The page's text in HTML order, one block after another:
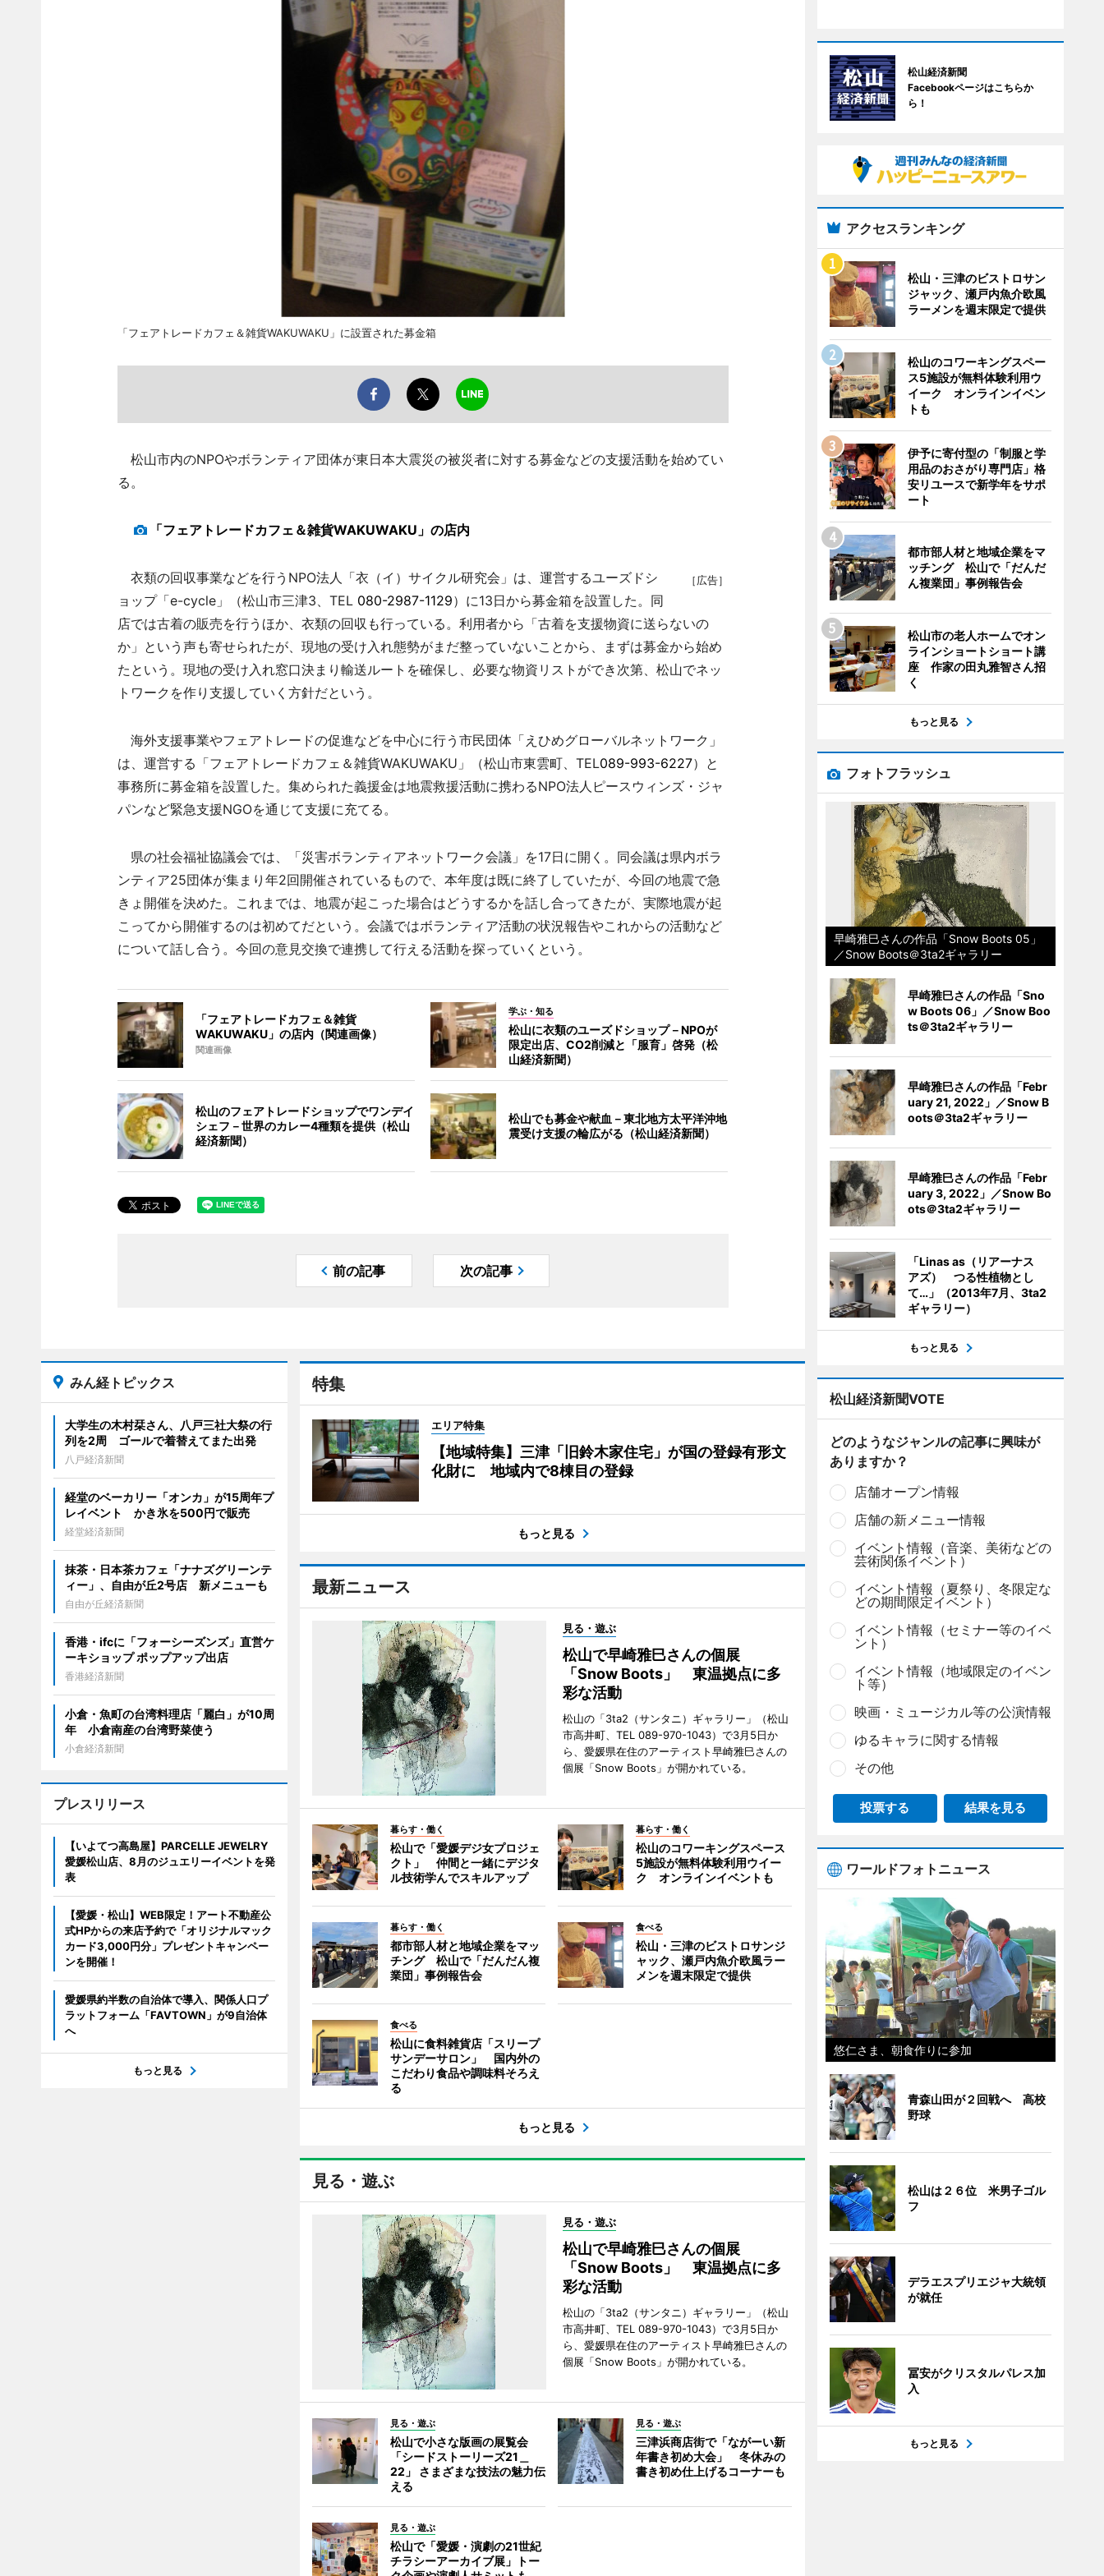
「フェアトレードカフェ＆雑貨WAKUWAKU」に設置された募金箱
松山市内のNPOやボランティア団体が東日本大震災の被災者に対する募金などの支援活動を始めてい
る。
「フェアトレードカフェ＆雑貨WAKUWAKU」の店内
［広告］
衣類の回収事業などを行うNPO法人「衣（イ）サイクル研究会」は、運営するユーズドシ
ョップ「e-cycle」（松山市三津3、TEL 080-2987-1129）に13日から募金箱を設置した。同
店では古着の販売を行うほか、衣類の回収も行っている。利用者から「古着を支援物資に送らないの
か」という声も寄せられたが、現地の受け入れ態勢がまだ整っていないことから、まずは募金から始め
たという。現地の受け入れ窓口決まり輸送ルートを確保し、必要な物資リストができ次第、松山でネッ
トワークを作り支援していく方針だという。
海外支援事業やフェアトレードの促進などを中心に行う市民団体「えひめグローバルネットワーク」
は、運営する「フェアトレードカフェ＆雑貨WAKUWAKU」（松山市東雲町、TEL089-993-6227）と
事務所に募金箱を設置した。集められた義援金は地震救援活動に携わるNPO法人ピースウィンズ・ジャ
パンなど緊急支援NGOを通じて支援に充てる。
県の社会福祉協議会では、「災害ボランティアネットワーク会議」を17日に開く。同会議は県内ボラ
ンティア25団体が集まり年2回開催されているもので、本年度は既に終了していたが、今回の地震で急
きょ開催を決めた。これまでは、地震が起こった場合はどうするかを話し合ってきたが、実際地震が起
こってから開催するのは初めてだという。会議ではボランティア活動の状況報告やこれからの活動など
について話し合う。今回の意見交換で連携して行える活動を探っていくという。
「フェアトレードカフェ＆雑貨
WAKUWAKU」の店内（関連画像）
関連画像
学ぶ・知る
松山に衣類のユーズドショップ－NPOが
限定出店、CO2削減と「服育」啓発（松
山経済新聞）
松山のフェアトレードショップでワンデイ
シェフ－世界のカレー4種類を提供（松山
経済新聞）
松山でも募金や献血－東北地方太平洋沖地
震受け支援の輪広がる（松山経済新聞）
前の記事 次の記事
特集
エリア特集
【地域特集】三津「旧鈴木家住宅」が国の登録有形文
化財に 地域内で8棟目の登録
もっと見る
最新ニュース
見る・遊ぶ
松山で早崎雅巳さんの個展
「Snow Boots」 東温拠点に多
彩な活動
松山の「3ta2（サンタニ）ギャラリー」（松山
市高井町、TEL 089-970-1043）で3月5日か
ら、愛媛県在住のアーティスト早崎雅巳さんの
個展「Snow Boots」が開かれている。
暮らす・働く
松山で「愛媛デジ女プロジェ
クト」 仲間と一緒にデジタ
ル技術学んでスキルアップ
暮らす・働く
松山のコワーキングスペース
5施設が無料体験利用ウイー
ク オンラインイベントも
暮らす・働く
都市部人材と地域企業をマッ
チング 松山で「だんだん複
業団」事例報告会
食べる
松山・三津のビストロサンジ
ャック、瀬戸内魚介欧風ラー
メンを週末限定で提供
食べる
松山に食料雑貨店「スリープ
サンデーサロン」 国内外の
こだわり食品や調味料そろえ
る
もっと見る
見る・遊ぶ
見る・遊ぶ
松山で早崎雅巳さんの個展
「Snow Boots」 東温拠点に多
彩な活動
松山の「3ta2（サンタニ）ギャラリー」（松山
市高井町、TEL 089-970-1043）で3月5日か
ら、愛媛県在住のアーティスト早崎雅巳さんの
個展「Snow Boots」が開かれている。
見る・遊ぶ
松山で小さな版画の展覧会
「シードストーリーズ21＿
22」 さまざまな技法の魅力伝
える
見る・遊ぶ
三津浜商店街で「ながーい新
年書き初め大会」 冬休みの
書き初め仕上げるコーナーも
見る・遊ぶ
松山で「愛媛・演劇の21世紀
チラシーアーカイブ展」トー
みん経トピックス
大学生の木村栞さん、八戸三社大祭の行
列を2周 ゴールで着替えてまた出発
八戸経済新聞
経堂のベーカリー「オンカ」が15周年プ
レイベント かき氷を500円で販売
経堂経済新聞
抹茶・日本茶カフェ「ナナズグリーンテ
ィー」、自由が丘2号店 新メニューも
自由が丘経済新聞
香港・ifcに「フォーシーズンズ」直営ケ
ーキショップ ポップアップ出店
香港経済新聞
小倉・魚町の台湾料理店「麗白」が10周
年 小倉南産の台湾野菜使う
小倉経済新聞
プレスリリース
【いよてつ高島屋】PARCELLE JEWELRY
愛媛松山店、8月のジュエリーイベントを発
表
【愛媛・松山】WEB限定！アート不動産公
式HPからの来店予約で「オリジナルマック
カード3,000円分」プレゼントキャンペー
ンを開催！
愛媛県約半数の自治体で導入、関係人口プ
ラットフォーム「FAVTOWN」が9自治体
へ
もっと見る
松山経済新聞
Facebookページはこちらか
ら！
アクセスランキング
松山・三津のビストロサン
ジャック、瀬戸内魚介欧風
ラーメンを週末限定で提供
松山のコワーキングスペー
ス5施設が無料体験利用ウ
イーク オンラインイベン
トも
伊予に寄付型の「制服と学
用品のおさがり専門店」格
安リユースで新学年をサポ
ート
都市部人材と地域企業をマ
ッチング 松山で「だんだ
ん複業団」事例報告会
松山市の老人ホームでオン
ラインショートショート講
座 作家の田丸雅智さん招
く
もっと見る
フォトフラッシュ
早崎雅巳さんの作品「Snow Boots 05」
／Snow Boots＠3ta2ギャラリー
早崎雅巳さんの作品「Sno
w Boots 06」／Snow Boo
ts＠3ta2ギャラリー
早崎雅巳さんの作品「Febr
uary 21, 2022」／Snow B
oots＠3ta2ギャラリー
早崎雅巳さんの作品「Febr
uary 3, 2022」／Snow Bo
ots＠3ta2ギャラリー
「Linas as（リアーナス
アズ） つる性植物とし
て…」（2013年7月、3ta2
ギャラリー）
もっと見る
松山経済新聞VOTE
どのようなジャンルの記事に興味が
ありますか？
店舗オープン情報
店舗の新メニュー情報
イベント情報（音楽、美術などの
芸術関係イベント）
イベント情報（夏祭り、冬限定な
どの期間限定イベント）
イベント情報（セミナー等のイベ
ント）
イベント情報（地域限定のイベン
ト等）
映画・ミュージカル等の公演情報
ゆるキャラに関する情報
その他
投票する 結果を見る
ワールドフォトニュース
悠仁さま、朝食作りに参加
青森山田が２回戦へ 高校
野球
松山は２６位 米男子ゴル
フ
デラエスプリエジャ大統領
が就任
冨安がクリスタルパレス加
入
もっと見る